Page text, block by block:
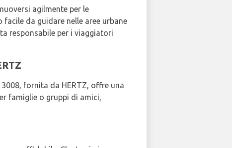
agilmente per le
da guidare nelle aree urbane
responsabile per i viaggiatori
fornita da HERTZ, offre una
famiglie o gruppi di amici,